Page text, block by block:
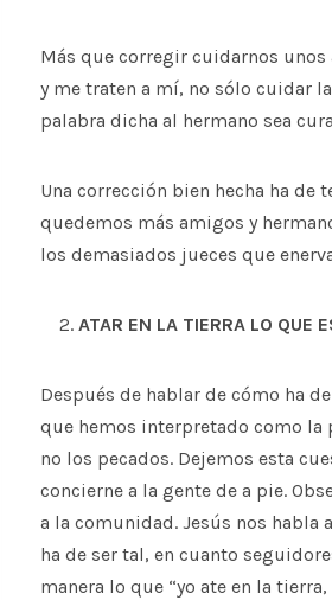
Más que corregir cuidarnos
y me traten a mí, no sólo cuidar
palabra dicha al hermano sea
Una corrección bien hecha ha de
quedemos más amigos y
los demasiados jueces que
ATAR EN LA TIERRA LO QUE
Después de hablar de cómo ha
que hemos interpretado como la
no los pecados. Dejemos esta
concierne a la gente de a pie.
a la comunidad. Jesús nos
ha de ser tal, en cuanto
manera lo que “yo ate en la